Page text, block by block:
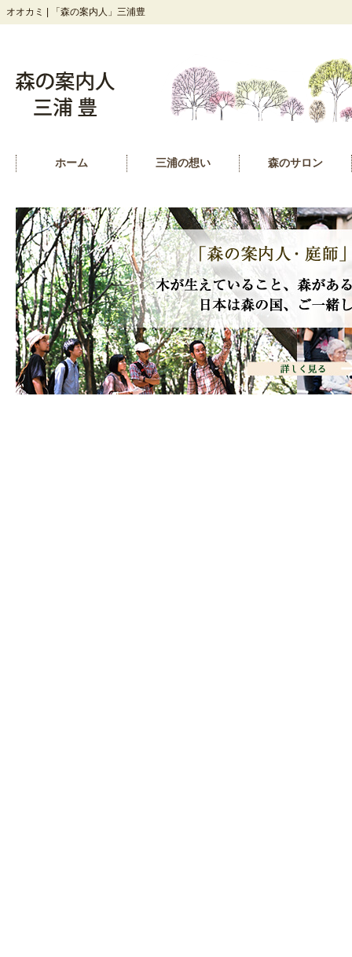
オオカミ | 「森の案内人」三浦豊
ホーム 三浦の想い 森のサロン